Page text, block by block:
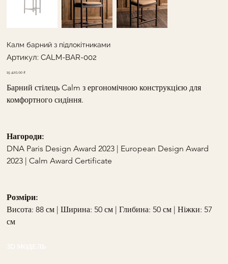
Калм барний з підлокітниками
Артикул: Артикул
CALM-
CALM-BAR-002
Ціна
15 420,00 ₴
Барний стілець Calm з ергономічною конструкцією для
комфортного сидіння.
Нагороди:
DNA Paris Design Award 2023 | European Design Award
2023 | Calm Award Certificate
Розміри:
Висота: 88 см | Ширина: 50 см | Глибина: 50 см | Ніжки: 57
см